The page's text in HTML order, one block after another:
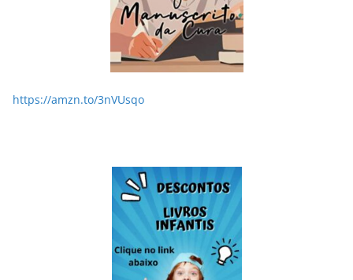
https://amzn.to/3nVUsqo